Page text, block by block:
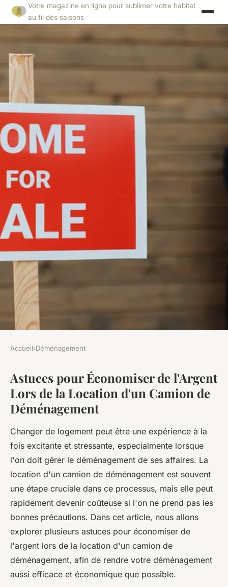
Votre magazine en ligne pour sublimer votre habitat
au fil des saisons
DÉMÉNAGEMENT
Astuces pour économiser de
l'argent lors de la location
d'un camion de
déménagement
Accueil›Déménagement
Astuces pour Économiser de l'Argent
Lors de la Location d'un Camion de
Déménagement
Changer de logement peut être une expérience à la
fois excitante et stressante, especialmente lorsque
l'on doit gérer le déménagement de ses affaires. La
location d'un camion de déménagement est souvent
une étape cruciale dans ce processus, mais elle peut
rapidement devenir coûteuse si l'on ne prend pas les
bonnes précautions. Dans cet article, nous allons
explorer plusieurs astuces pour économiser de
l'argent lors de la location d'un camion de
déménagement, afin de rendre votre déménagement
aussi efficace et économique que possible.